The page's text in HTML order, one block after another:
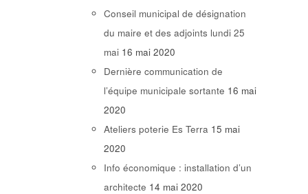
Conseil municipal de désignation
du maire et des adjoints lundi 25
mai 16 mai 2020
Dernière communication de
l’équipe municipale sortante 16 mai
2020
Ateliers poterie Es Terra 15 mai
2020
Info économique : installation d’un
architecte 14 mai 2020